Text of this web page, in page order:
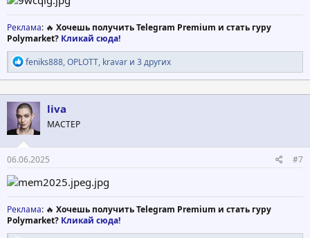
Реклама: 🔥 Хочешь получить Telegram Premium и стать гуру
Polymarket? Кликай сюда!
Р
е
а
к
ц
и
и
:
feniks888,OPLOTT, kravar и 3 других
liva
МАСТЕР
06.06.2025 #7
Реклама: 🔥 Хочешь получить Telegram Premium и стать гуру
Polymarket? Кликай сюда!